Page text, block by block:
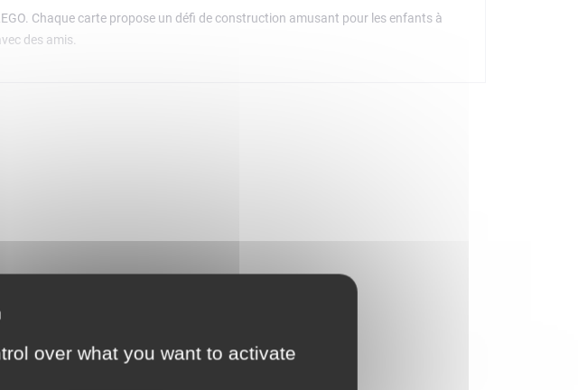
Chaque carte propose un défi de construction amusant pour les enfants à
des amis.
over what you want to activate